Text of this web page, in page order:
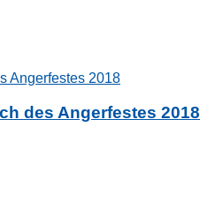
des Angerfestes 2018